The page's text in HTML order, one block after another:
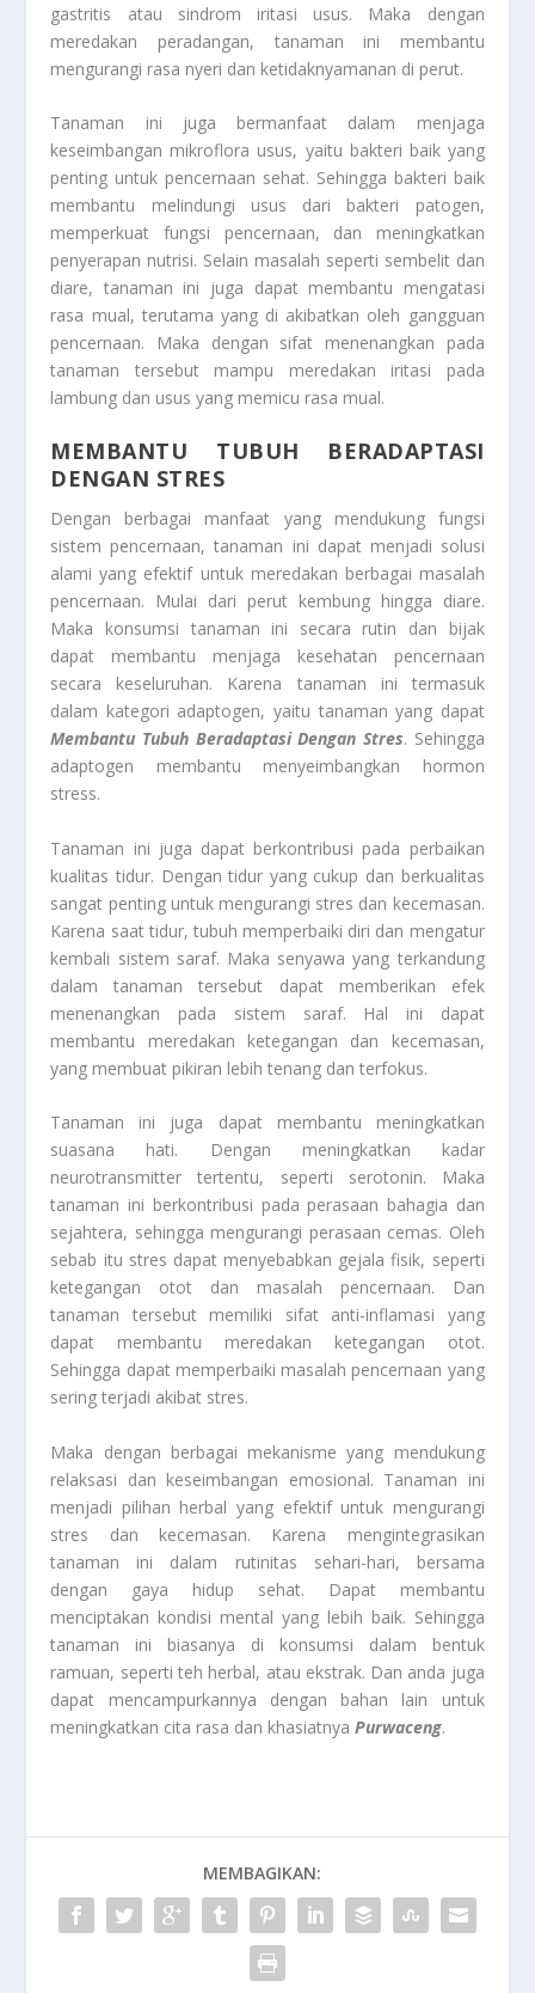
gastritis atau sindrom iritasi usus. Maka dengan
meredakan peradangan, tanaman ini membantu
mengurangi rasa nyeri dan ketidaknyamanan di perut.
Tanaman ini juga bermanfaat dalam menjaga
keseimbangan mikroflora usus, yaitu bakteri baik yang
penting untuk pencernaan sehat. Sehingga bakteri baik
membantu melindungi usus dari bakteri patogen,
memperkuat fungsi pencernaan, dan meningkatkan
penyerapan nutrisi. Selain masalah seperti sembelit dan
diare, tanaman ini juga dapat membantu mengatasi
rasa mual, terutama yang di akibatkan oleh gangguan
pencernaan. Maka dengan sifat menenangkan pada
tanaman tersebut mampu meredakan iritasi pada
lambung dan usus yang memicu rasa mual.
MEMBANTU TUBUH BERADAPTASI
DENGAN STRES
Dengan berbagai manfaat yang mendukung fungsi
sistem pencernaan, tanaman ini dapat menjadi solusi
alami yang efektif untuk meredakan berbagai masalah
pencernaan. Mulai dari perut kembung hingga diare.
Maka konsumsi tanaman ini secara rutin dan bijak
dapat membantu menjaga kesehatan pencernaan
secara keseluruhan. Karena tanaman ini termasuk
dalam kategori adaptogen, yaitu tanaman yang dapat
Membantu Tubuh Beradaptasi Dengan Stres. Sehingga
adaptogen membantu menyeimbangkan hormon
stress.
Tanaman ini juga dapat berkontribusi pada perbaikan
kualitas tidur. Dengan tidur yang cukup dan berkualitas
sangat penting untuk mengurangi stres dan kecemasan.
Karena saat tidur, tubuh memperbaiki diri dan mengatur
kembali sistem saraf. Maka senyawa yang terkandung
dalam tanaman tersebut dapat memberikan efek
menenangkan pada sistem saraf. Hal ini dapat
membantu meredakan ketegangan dan kecemasan,
yang membuat pikiran lebih tenang dan terfokus.
Tanaman ini juga dapat membantu meningkatkan
suasana hati. Dengan meningkatkan kadar
neurotransmitter tertentu, seperti serotonin. Maka
tanaman ini berkontribusi pada perasaan bahagia dan
sejahtera, sehingga mengurangi perasaan cemas. Oleh
sebab itu stres dapat menyebabkan gejala fisik, seperti
ketegangan otot dan masalah pencernaan. Dan
tanaman tersebut memiliki sifat anti-inflamasi yang
dapat membantu meredakan ketegangan otot.
Sehingga dapat memperbaiki masalah pencernaan yang
sering terjadi akibat stres.
Maka dengan berbagai mekanisme yang mendukung
relaksasi dan keseimbangan emosional. Tanaman ini
menjadi pilihan herbal yang efektif untuk mengurangi
stres dan kecemasan. Karena mengintegrasikan
tanaman ini dalam rutinitas sehari-hari, bersama
dengan gaya hidup sehat. Dapat membantu
menciptakan kondisi mental yang lebih baik. Sehingga
tanaman ini biasanya di konsumsi dalam bentuk
ramuan, seperti teh herbal, atau ekstrak. Dan anda juga
dapat mencampurkannya dengan bahan lain untuk
meningkatkan cita rasa dan khasiatnya Purwaceng.
MEMBAGIKAN: